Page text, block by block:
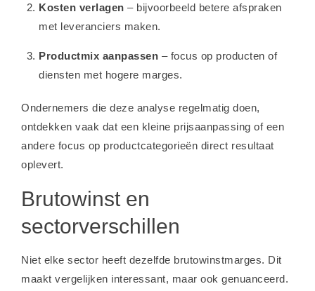
Kosten verlagen – bijvoorbeeld betere afspraken
met leveranciers maken.
Productmix aanpassen – focus op producten of
diensten met hogere marges.
Ondernemers die deze analyse regelmatig doen,
ontdekken vaak dat een kleine prijsaanpassing of een
andere focus op productcategorieën direct resultaat
oplevert.
Brutowinst en
sectorverschillen
Niet elke sector heeft dezelfde brutowinstmarges. Dit
maakt vergelijken interessant, maar ook genuanceerd.